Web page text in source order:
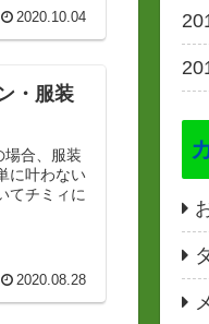
2020.10.04
・服装
場合、服装
に叶わない
2020.08.28